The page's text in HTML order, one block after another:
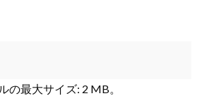
の最大サイズ: 2 MB。